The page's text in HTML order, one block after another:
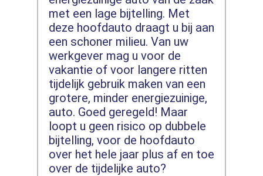
met een lage bijtelling. Met
deze hoofdauto draagt u bij aan
een schoner milieu. Van uw
werkgever mag u voor de
vakantie of voor langere ritten
tijdelijk gebruik maken van een
grotere, minder energiezuinige,
auto. Goed geregeld! Maar
loopt u geen risico op dubbele
bijtelling, voor de hoofdauto
over het hele jaar plus af en toe
over de tijdelijke auto?